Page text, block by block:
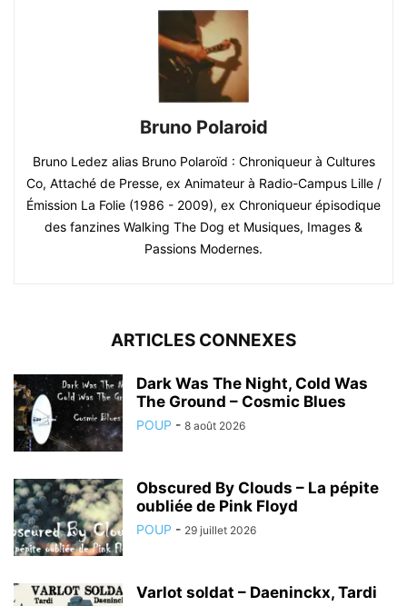
Bruno Polaroid
Bruno Ledez alias Bruno Polaroïd : Chroniqueur à Cultures
Co, Attaché de Presse, ex Animateur à Radio-Campus Lille /
Émission La Folie (1986 - 2009), ex Chroniqueur épisodique
des fanzines Walking The Dog et Musiques, Images &
Passions Modernes.
ARTICLES CONNEXES
Dark Was The Night, Cold Was
The Ground – Cosmic Blues
POUP - 8 août 2026
Obscured By Clouds – La pépite
oubliée de Pink Floyd
POUP - 29 juillet 2026
Varlot soldat – Daeninckx, Tardi